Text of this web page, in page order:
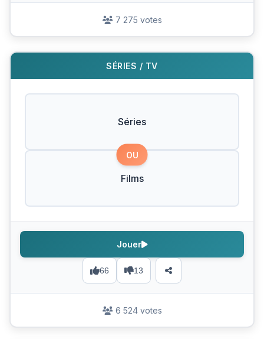
7 275 votes
SÉRIES / TV
Séries
OU
Films
66 13
Jouer
6 524 votes